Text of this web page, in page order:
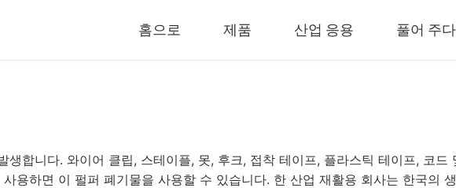
홈으로 제품
RDF 펠릿 기계
범용 과립기
이동식 파쇄기 플랜트
모바일 크러셔 플랜트
산업 응용 풀어 주다
합니다. 와이어 클립, 스테이플, 못, 후크, 접착 테이프, 플라스틱 테이프, 코
용하면 이 펄퍼 폐기물을 사용할 수 있습니다. 한 산업 재활용 회사는 한국의